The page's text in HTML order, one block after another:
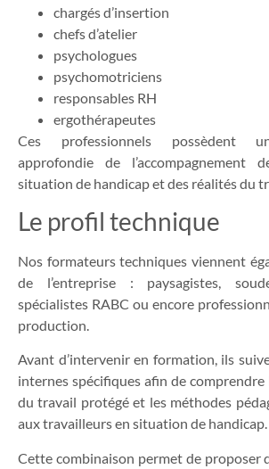
chargés d’insertion
chefs d’atelier
psychologues
psychomotriciens
responsables RH
ergothérapeutes
Ces professionnels possèdent
approfondie de l’accompagnement
situation de handicap et des réalités du
Le profil technique
Nos formateurs techniques viennent
de l’entreprise : paysagistes,
spécialistes RABC ou encore
production.
Avant d’intervenir en formation, ils
internes spécifiques afin de
du travail protégé et les méthodes
aux travailleurs en situation de handicap.
Cette combinaison permet de proposer